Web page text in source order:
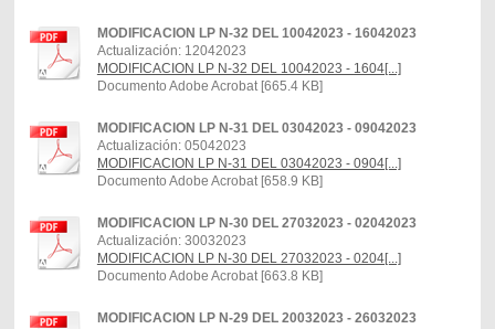
MODIFICACION LP N-32 DEL 10042023 - 16042023
Actualización: 12042023
MODIFICACION LP N-32 DEL 10042023 - 1604[...]
Documento Adobe Acrobat [665.4 KB]
MODIFICACION LP N-31 DEL 03042023 - 09042023
Actualización: 05042023
MODIFICACION LP N-31 DEL 03042023 - 0904[...]
Documento Adobe Acrobat [658.9 KB]
MODIFICACION LP N-30 DEL 27032023 - 02042023
Actualización: 30032023
MODIFICACION LP N-30 DEL 27032023 - 0204[...]
Documento Adobe Acrobat [663.8 KB]
MODIFICACION LP N-29 DEL 20032023 - 26032023